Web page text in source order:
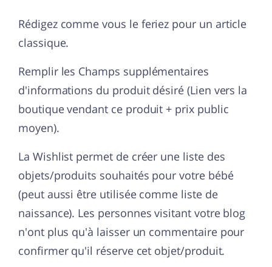
Rédigez comme vous le feriez pour un article
classique.
Remplir les Champs supplémentaires
d'informations du produit désiré (Lien vers la
boutique vendant ce produit + prix public
moyen).
La Wishlist permet de créer une liste des
objets/produits souhaités pour votre bébé
(peut aussi être utilisée comme liste de
naissance). Les personnes visitant votre blog
n'ont plus qu'à laisser un commentaire pour
confirmer qu'il réserve cet objet/produit.